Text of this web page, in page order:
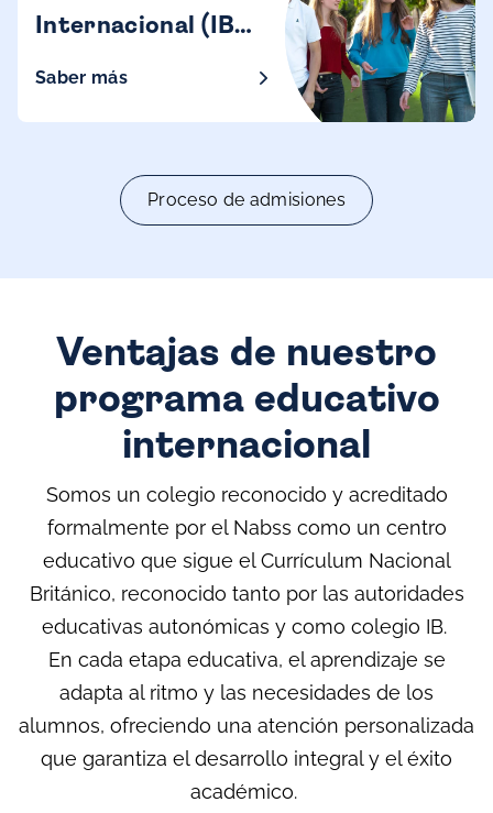
Internacional (IB
Saber más
Proceso de admisiones
Ventajas de nuestro
programa educativo
internacional
Somos un colegio reconocido y acreditado
formalmente por el Nabss como un centro
educativo que sigue el Currículum Nacional
Británico, reconocido tanto por las autoridades
educativas autonómicas y como colegio IB.
En cada etapa educativa, el aprendizaje se
adapta al ritmo y las necesidades de los
alumnos, ofreciendo una atención personalizada
que garantiza el desarrollo integral y el éxito
académico.